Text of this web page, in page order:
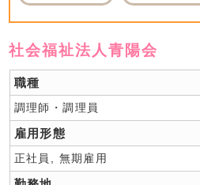
社会福祉法人青陽会
職種
調理師・調理員
雇用形態
正社員, 無期雇用